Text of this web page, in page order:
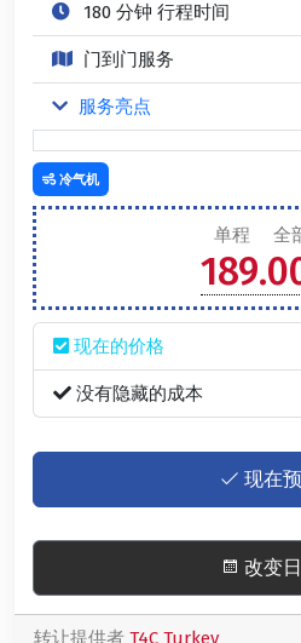
180 分钟 行程时间
门到门服务
服务亮点
单程 全
现在的价格
没有隐藏的成本
现在
改变
冷气机
转让提供者 T4C Turkey